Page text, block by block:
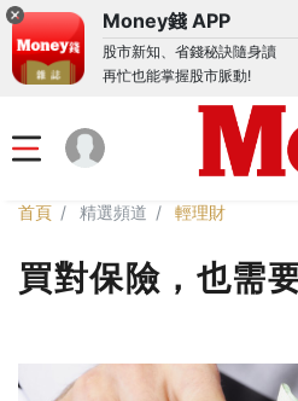
Money錢 APP
股市新知、省錢秘訣隨身讀
再忙也能掌握股市脈動!
首頁 精選頻道 輕理財
買對保險，也需